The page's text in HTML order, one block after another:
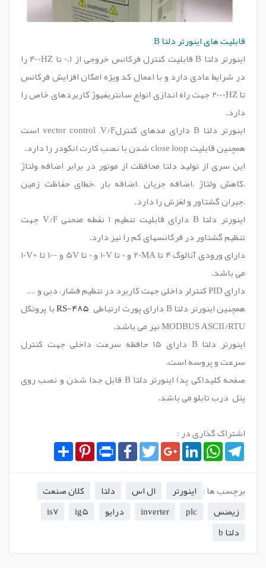
قابلیت های اینورتر دلتا B
اینورتر دلتا B قابلیت کنترل فرکانس خروجی از 0.1 تا 400HZ را
در شرایط عادی دارد و با اعمال کد ویژه امکان افزایش فرکانس
تا 2000HZ جهت راه اندازی انواع سانتریفیوژ کاربردهای خاص را
دارد.
اینورتر دلتا B دارای مدهای کنترلvector control ,V/F است
همچنین قابلیت close loop شدن با نصب کارت انکودر را دارد.
این سری از تولید دلتا محافظت از موتور در برابر اضافه ولتاژ
،کاهش ولتاژ ،اضافه جریان ،اضافه بار ،خطای حفاظت زمین
،جبران گشتاور و لغزش را دارد.
اینورتر دلتا B دارای قابلیت تنطیم 1 نقطه منحنی V/F جهت
تنظیم گشتاور در فرکانسهای کم را نیز دارد.
دارای ورودی آنالوگ 4 تا 20MA و 0 تا 10V و 0 تا 5V و -10 تا +10V
می باشد.
دارای PID کنترلر داخلی جهت کاربرد در تنظیم فشار، دبی و ….
همچنین اینورتر دلتا B دارای پورت ارتباطی
RS-485با پروتکل
MODBUS ASCII/RTU نیز می باشد.
اینورتر دلتا B دارای 15 حافظه سرعت داخلی جهت کنترل
سرعت و پروسه است.
صفحه کلید(کی پد) اینورتر دلتا B قابل جدا شدن و نصب روی
پنل درب تابلو می باشد.
اشتراک گذاری در :
SharePinterest Print
FacebookTwitterGoogle+LinkedInWhatsAppTelegram
برچسب ها : اینورتر ال اس دلتا
کلان صنعت
زیمنس
plc
inverter درایو ig5
is7
دلتا b